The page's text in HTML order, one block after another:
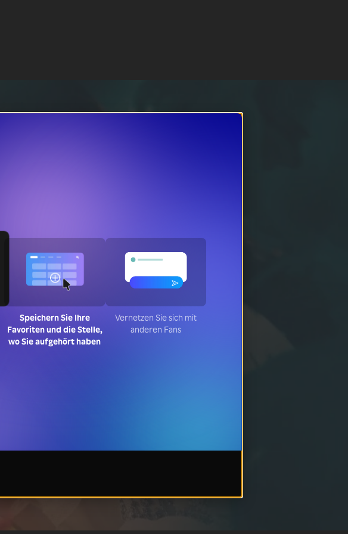
Speichern Sie Ihre
Favoriten und die Stelle,
wo Sie aufgehört haben
Vernetzen Sie sich mit
anderen Fans